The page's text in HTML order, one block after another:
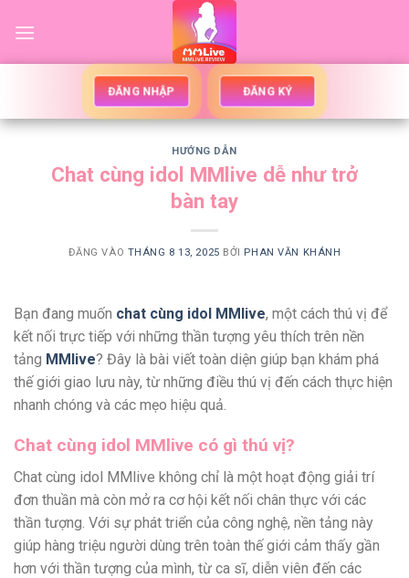
qua
ĐĂNG NHẬP ĐĂNG KÝ
HƯỚNG DẪN
Chat cùng idol MMlive dễ như trở
bàn tay
ĐĂNG VÀO THÁNG 8 13, 2025 BỞI PHAN VĂN KHÁNH
Bạn đang muốn chat cùng idol MMlive, một cách thú vị để
kết nối trực tiếp với những thần tượng yêu thích trên nền
tảng MMlive? Đây là bài viết toàn diện giúp bạn khám phá
thế giới giao lưu này, từ những điều thú vị đến cách thực hiện
nhanh chóng và các mẹo hiệu quả.
Chat cùng idol MMlive có gì thú vị?
Chat cùng idol MMlive không chỉ là một hoạt động giải trí
đơn thuần mà còn mở ra cơ hội kết nối chân thực với các
thần tượng. Với sự phát triển của công nghệ, nền tảng này
giúp hàng triệu người dùng trên toàn thế giới cảm thấy gần
hơn với thần tượng của mình, từ ca sĩ, diễn viên đến các